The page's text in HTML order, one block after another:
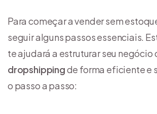
Para começar a vender sem
seguir alguns passos essenciais.
te ajudará a estruturar seu negócio
dropshippingde forma eficiente e
o passo a passo: